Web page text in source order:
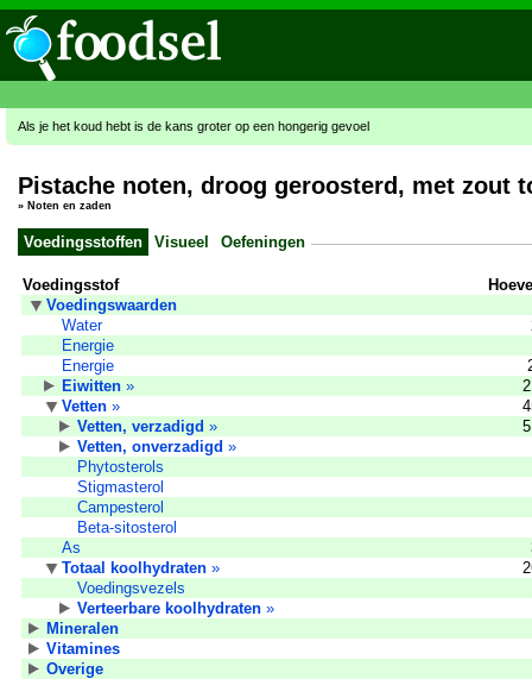
Als je het koud hebt is de kans groter op een hongerig gevoel
Pistache noten, droog geroosterd, met zout
» Noten en zaden
Voedingsstoffen Visueel Oefeningen
Voedingsstof
Voedingswaarden
Water
Energie
Energie
Eiwitten »
Vetten »
Vetten, verzadigd »
Vetten, onverzadigd »
Phytosterols
Stigmasterol
Campesterol
Beta-sitosterol
As
Totaal koolhydraten »
Voedingsvezels
Verteerbare koolhydraten »
Mineralen
Vitamines
Overige